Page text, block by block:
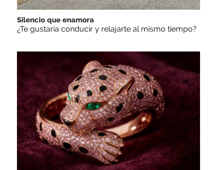
Silencio que enamora
¿Te gustaría conducir y relajarte al mismo tiempo?